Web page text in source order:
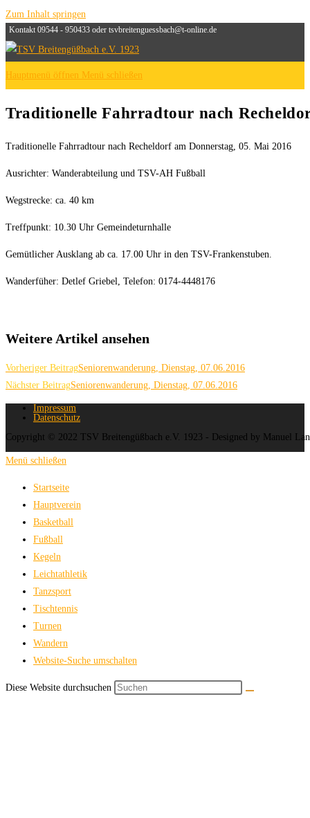
Zum Inhalt springen
Kontakt 09544 - 950433 oder tsvbreitenguessbach@t-online.de
Hauptmenü öffnen Menü schließen
Traditionelle Fahrradtour nach
Traditionelle Fahrradtour nach Recheldorf am Donnerstag, 05. Mai 2016
Ausrichter: Wanderabteilung und TSV-AH Fußball
Wegstrecke: ca. 40 km
Treffpunkt: 10.30 Uhr Gemeindeturnhalle
Gemütlicher Ausklang ab ca. 17.00 Uhr in den TSV-Frankenstuben.
Wanderfüher: Detlef Griebel, Telefon: 0174-4448176
Weitere Artikel ansehen
Vorheriger BeitragSeniorenwanderung, Dienstag, 07.06.2016
Nächster BeitragSeniorenwanderung, Dienstag, 07.06.2016
Impressum
Datenschutz
Copyright © 2022 TSV Breitengüßbach e.V. 1923 - Designed by Manuel
Menü schließen
Startseite
Hauptverein
Basketball
Fußball
Kegeln
Leichtathletik
Tanzsport
Tischtennis
Turnen
Wandern
Website-Suche umschalten
Diese Website durchsuchen